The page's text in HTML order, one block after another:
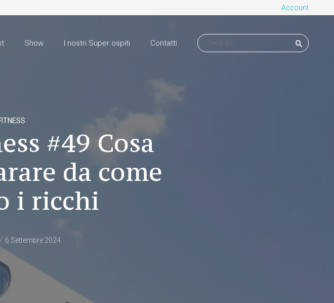
Account
Show I nostri Super ospiti Contatti
#49 Cosa
da come
i ricchi
6 Settembre 2024